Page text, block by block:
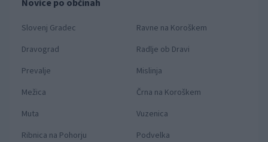
Novice po občinah
Slovenj Gradec
Ravne na Koroškem
Dravograd
Radlje ob Dravi
Prevalje
Mislinja
Mežica
Črna na Koroškem
Muta
Vuzenica
Ribnica na Pohorju
Podvelka